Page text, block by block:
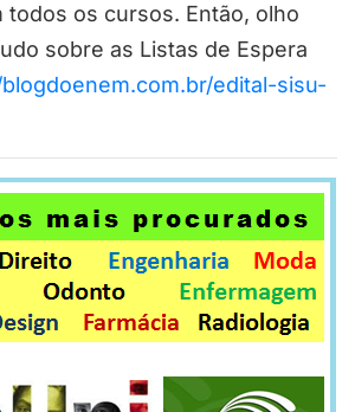
todos os cursos. Então, olho
sobre as Listas de Espera
edital-sisu-